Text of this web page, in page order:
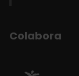
Colabora